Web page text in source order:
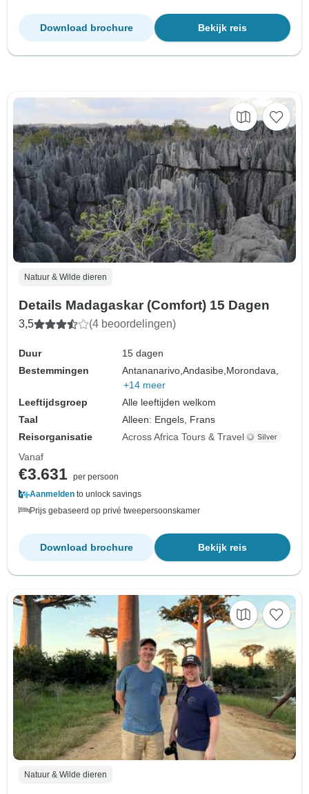
Bekijk reis
Download brochure
Natuur & Wilde dieren
Details Madagaskar (Comfort) 15 Dagen
3,5 (4 beoordelingen)
Duur
15 dagen
Bestemmingen
Antananarivo,Andasibe, Morondava,
+14 meer
Leeftijdsgroep
Alle leeftijden welkom
Taal
Alleen: Engels, Frans
Reisorganisatie
Across Africa Tours & Travel
Vanaf
€3.631 per persoon
Aanmelden to unlock savings
Prijs gebaseerd op privé tweepersoonskamer
Bekijk reis
Download brochure
Natuur & Wilde dieren